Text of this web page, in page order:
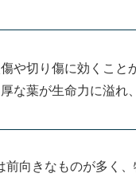
や切り傷に効くこと
厚な葉が生命力に溢
前向きなものが多く